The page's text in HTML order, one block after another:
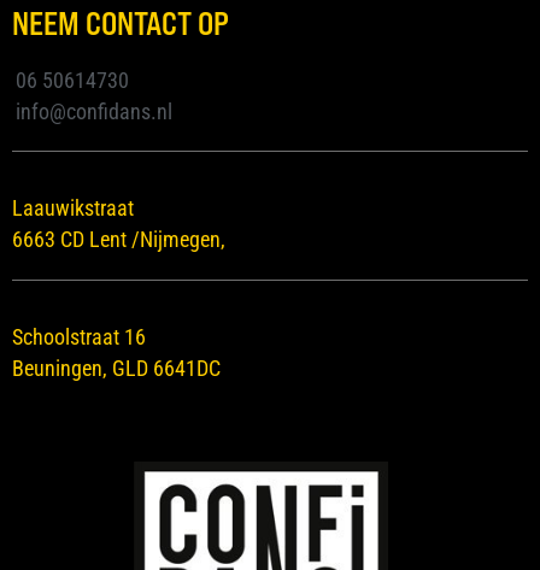
NEEM CONTACT OP
06 50614730
info@confidans.nl
Laauwikstraat
6663 CD Lent /Nijmegen,
Schoolstraat 16
Beuningen, GLD 6641DC